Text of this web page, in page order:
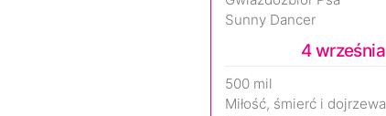
Sunny Dancer
4 września
500 mil